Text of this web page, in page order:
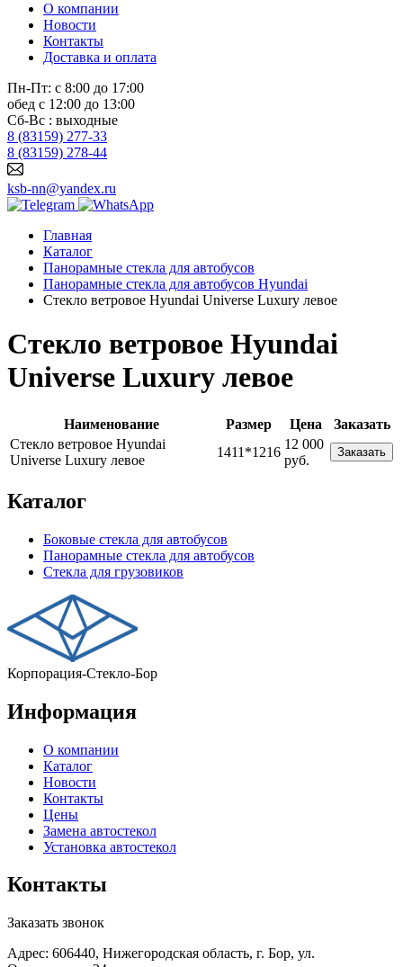
О компании
Новости
Контакты
Доставка и оплата
Пн-Пт: с 8:00 до 17:00
обед с 12:00 до 13:00
Сб-Вс : выходные
8 (83159) 277-33
8 (83159) 278-44
ksb-nn@yandex.ru
Главная
Каталог
Панорамные стекла для автобусов
Панорамные стекла для автобусов Hyundai
Стекло ветровое Hyundai Universe Luxury левое
Стекло ветровое Hyundai
Universe Luxury левое
Наименование Размер Цена
Заказать
Стекло ветровое Hyundai
Universe Luxury левое
1411*1216
12 000
руб.
Заказать
Каталог
Боковые стекла для автобусов
Панорамные стекла для автобусов
Стекла для грузовиков
Корпорация-Стекло-Бор
Информация
О компании
Каталог
Новости
Контакты
Цены
Замена автостекол
Установка автостекол
Контакты
Заказать звонок
Адрес: 606440, Нижегородская область, г. Бор, ул.